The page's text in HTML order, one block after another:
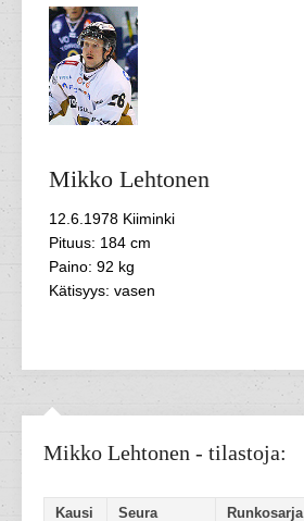
Mikko Lehtonen
12.6.1978 Kiiminki
Pituus: 184 cm
Paino: 92 kg
Kätisyys: vasen
Mikko Lehtonen - tilastoja:
Kausi
Seura
Runkosarja